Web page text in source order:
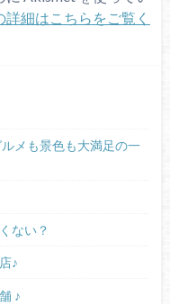
細はこちらをご覧く
メも景色も大満足の一
ない？
♪
♪